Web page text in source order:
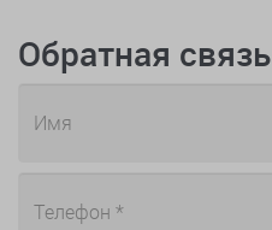
Обратная связь